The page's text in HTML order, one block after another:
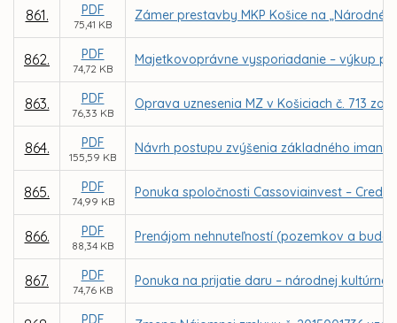
861. PDF
75,41 KB
Zámer prestavby MKP Košice na „Národné
862. PDF
74,72 KB
Majetkovoprávne vysporiadanie – výkup
863. PDF
76,33 KB
Oprava uznesenia MZ v Košiciach č. 713 zo
864. PDF
155,59 KB
Návrh postupu zvýšenia základného
865. PDF
74,99 KB
Ponuka spoločnosti Cassoviainvest –
866. PDF
88,34 KB
Prenájom nehnuteľností (pozemkov a
867. PDF
74,76 KB
Ponuka na prijatie daru – národnej
PDF